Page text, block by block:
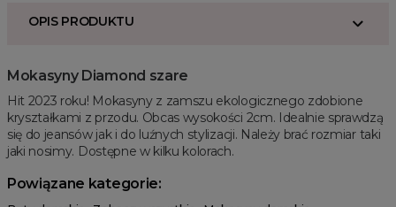
OPIS PRODUKTU
Mokasyny Diamond szare
Hit 2023 roku! Mokasyny z zamszu ekologicznego zdobione
kryształkami z przodu. Obcas wysokości 2cm. Idealnie sprawdzą
się do jeansów jak i do luźnych stylizacji. Należy brać rozmiar taki
jaki nosimy. Dostępne w kilku kolorach.
Powiązane kategorie: